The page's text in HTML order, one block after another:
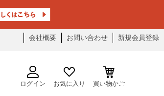
会社概要 お問い合わせ 新規会員登録
ログイン お気に入り 買い物かご